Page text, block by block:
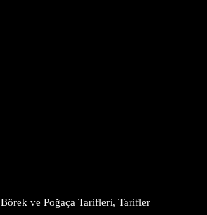
Börek ve Poğaça Tarifleri, Tarifler